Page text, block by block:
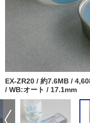
EX-ZR20 / 約7.6MB /
/ WB:オート / 17.1mm